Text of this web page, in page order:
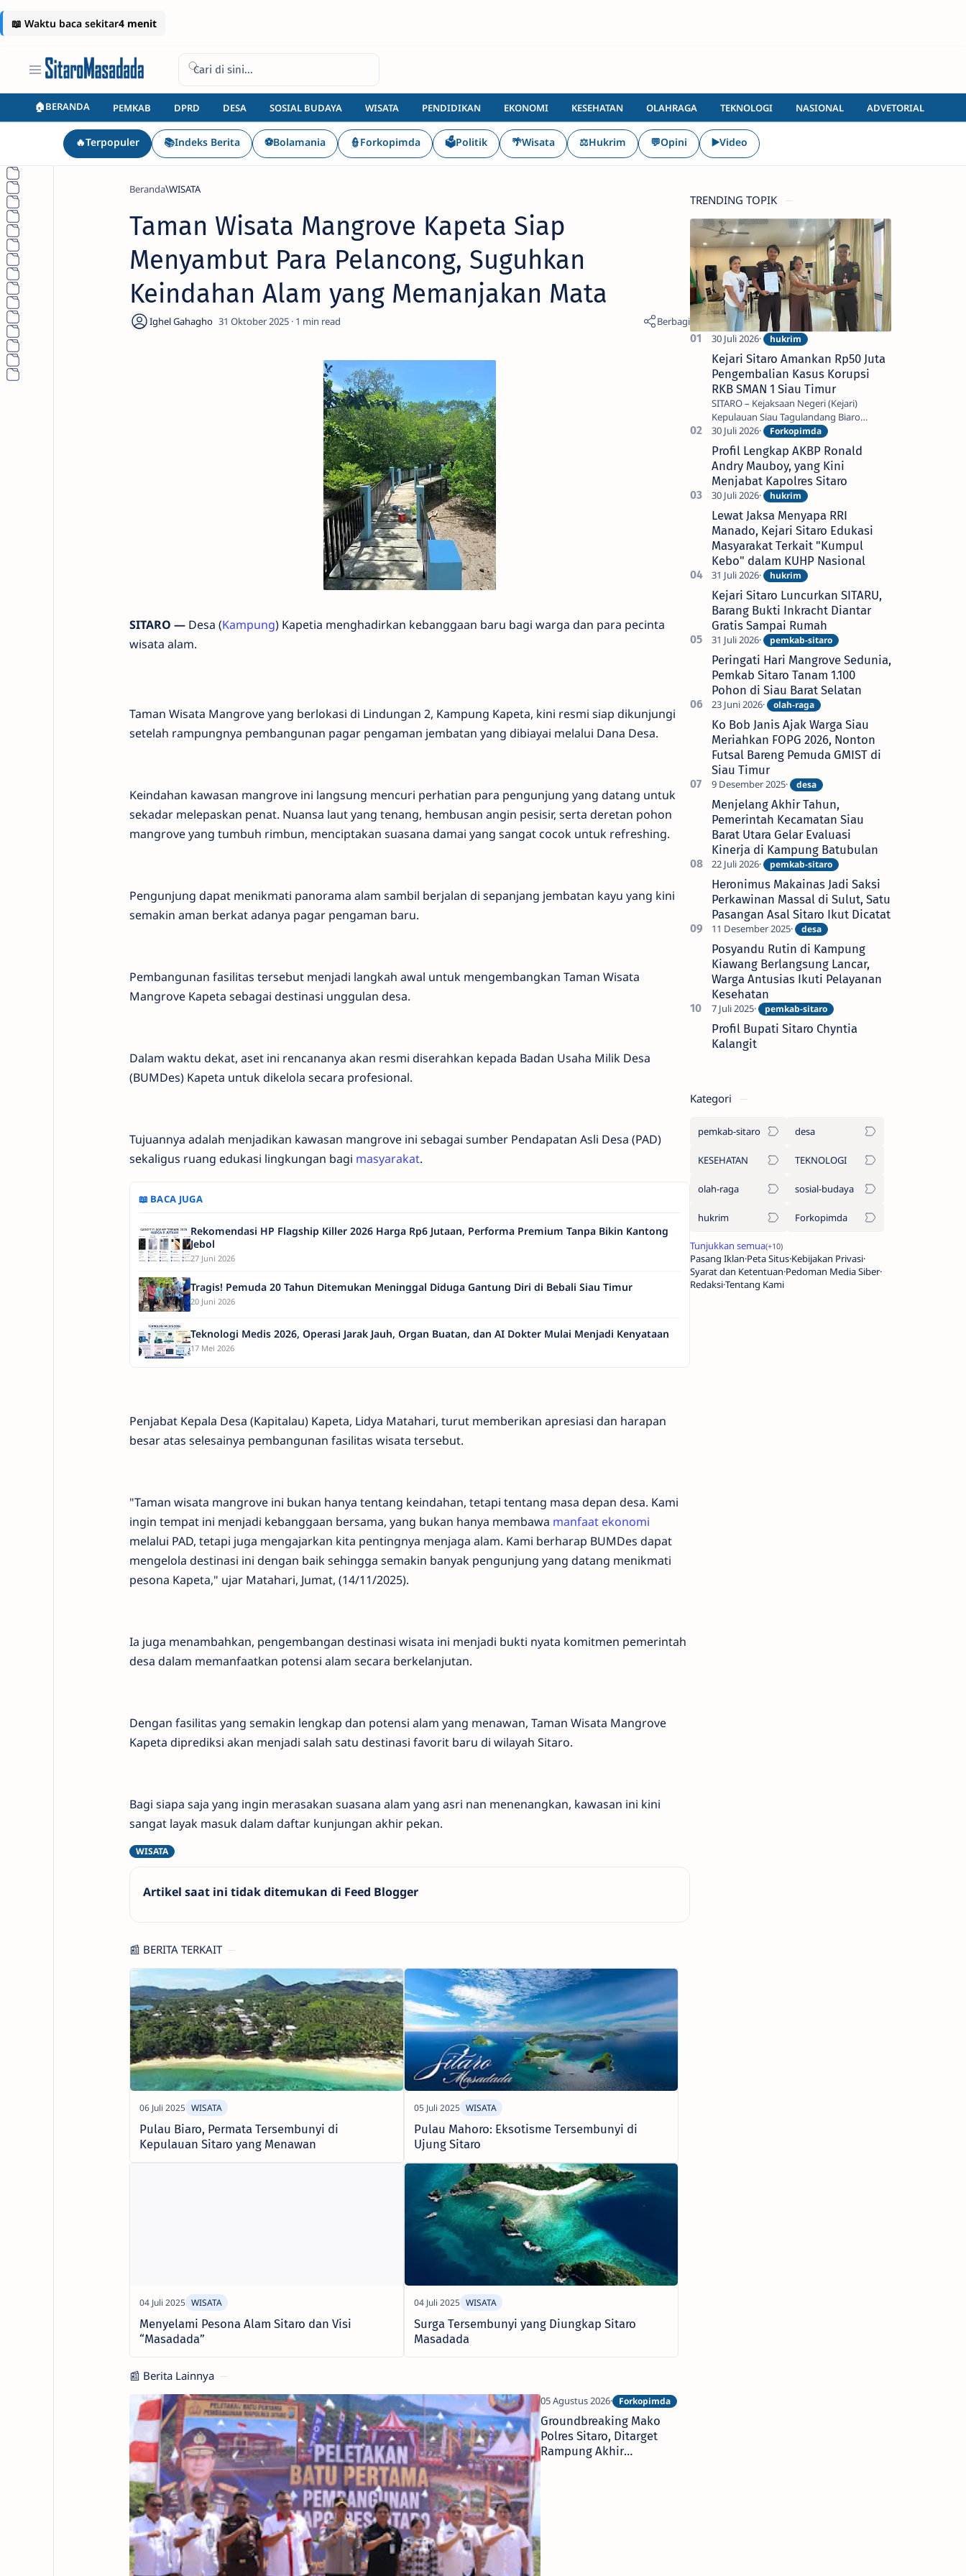
🏠BERANDA PEMKAB DPRD DESA SOSIAL BUDAYA WISATA PENDIDIKAN EKONOMI KESEHATAN OLAHRAGA TEKNOLOGI NASIONAL ADVETORIAL
🔥Terpopuler 📚Indeks Berita ⚽Bolamania 👮Forkopimda 🗳️Politik 🌴Wisata ⚖️Hukrim 💬Opini ▶️Video
Beranda WISATA
Taman Wisata Mangrove Kapeta Siap
Menyambut Para Pelancong, Suguhkan
Keindahan Alam yang Memanjakan Mata
1
SITARO —Desa (Kampung) Kapetia menghadirkan kebanggaan baru bagi warga dan para pecinta
wisata alam.
Taman Wisata Mangrove yang berlokasi di Lindungan 2, Kampung Kapeta, kini resmi siap dikunjungi
setelah rampungnya pembangunan pagar pengaman jembatan yang dibiayai melalui Dana Desa.
Keindahan kawasan mangrove ini langsung mencuri perhatian para pengunjung yang datang untuk
sekadar melepaskan penat. Nuansa laut yang tenang, hembusan angin pesisir, serta deretan pohon
mangrove yang tumbuh rimbun, menciptakan suasana damai yang sangat cocok untuk refreshing.
Pengunjung dapat menikmati panorama alam sambil berjalan di sepanjang jembatan kayu yang kini
semakin aman berkat adanya pagar pengaman baru.
Pembangunan fasilitas tersebut menjadi langkah awal untuk mengembangkan Taman Wisata
Mangrove Kapeta sebagai destinasi unggulan desa.
Dalam waktu dekat, aset ini rencananya akan resmi diserahkan kepada Badan Usaha Milik Desa
(BUMDes) Kapeta untuk dikelola secara profesional.
Tujuannya adalah menjadikan kawasan mangrove ini sebagai sumber Pendapatan Asli Desa (PAD)
sekaligus ruang edukasi lingkungan bagi masyarakat.
📖 BACA JUGA
Rekomendasi HP Flagship Killer 2026 Harga Rp6 Jutaan, Performa Premium Tanpa Bikin Kantong
Jebol
27 Juni 2026
Tragis! Pemuda 20 Tahun Ditemukan Meninggal Diduga Gantung Diri di Bebali Siau Timur
20 Juni 2026
Teknologi Medis 2026, Operasi Jarak Jauh, Organ Buatan, dan AI Dokter Mulai Menjadi Kenyataan
17 Mei 2026
Penjabat Kepala Desa (Kapitalau) Kapeta, Lidya Matahari, turut memberikan apresiasi dan harapan
besar atas selesainya pembangunan fasilitas wisata tersebut.
"Taman wisata mangrove ini bukan hanya tentang keindahan, tetapi tentang masa depan desa. Kami
ingin tempat ini menjadi kebanggaan bersama, yang bukan hanya membawa manfaat ekonomi
melalui PAD, tetapi juga mengajarkan kita pentingnya menjaga alam. Kami berharap BUMDes dapat
mengelola destinasi ini dengan baik sehingga semakin banyak pengunjung yang datang menikmati
pesona Kapeta," ujar Matahari, Jumat, (14/11/2025).
Ia juga menambahkan, pengembangan destinasi wisata ini menjadi bukti nyata komitmen pemerintah
desa dalam memanfaatkan potensi alam secara berkelanjutan.
Dengan fasilitas yang semakin lengkap dan potensi alam yang menawan, Taman Wisata Mangrove
Kapeta diprediksi akan menjadi salah satu destinasi favorit baru di wilayah Sitaro.
Bagi siapa saja yang ingin merasakan suasana alam yang asri nan menenangkan, kawasan ini kini
sangat layak masuk dalam daftar kunjungan akhir pekan.
Artikel saat ini tidak ditemukan di Feed Blogger
📰 BERITA TERKAIT
Pulau Biaro, Permata Tersembunyi di
Kepulauan Sitaro yang Menawan
Pulau Mahoro: Eksotisme Tersembunyi di
Ujung Sitaro
Menyelami Pesona Alam Sitaro dan Visi
“Masadada”
Surga Tersembunyi yang Diungkap Sitaro
Masadada
📰 Berita Lainnya
Groundbreaking Mako
Polres Sitaro, Ditarget
Rampung Akhir
Desember 2026
TRENDING TOPIK
Kejari Sitaro Amankan Rp50 Juta
Pengembalian Kasus Korupsi
RKB SMAN 1 Siau Timur
SITARO – Kejaksaan Negeri (Kejari)
Kepulauan Siau Tagulandang Biaro
(Sitaro) menerima penyerahan uang
titipan pengembalian kerugian keuangan
negara s…
Profil Lengkap AKBP Ronald
Andry Mauboy, yang Kini
Menjabat Kapolres Sitaro
Lewat Jaksa Menyapa RRI
Manado, Kejari Sitaro Edukasi
Masyarakat Terkait "Kumpul
Kebo" dalam KUHP Nasional
Kejari Sitaro Luncurkan SITARU,
Barang Bukti Inkracht Diantar
Gratis Sampai Rumah
Peringati Hari Mangrove Sedunia,
Pemkab Sitaro Tanam 1.100
Pohon di Siau Barat Selatan
Ko Bob Janis Ajak Warga Siau
Meriahkan FOPG 2026, Nonton
Futsal Bareng Pemuda GMIST di
Siau Timur
Menjelang Akhir Tahun,
Pemerintah Kecamatan Siau
Barat Utara Gelar Evaluasi
Kinerja di Kampung Batubulan
Heronimus Makainas Jadi Saksi
Perkawinan Massal di Sulut, Satu
Pasangan Asal Sitaro Ikut Dicatat
Posyandu Rutin di Kampung
Kiawang Berlangsung Lancar,
Warga Antusias Ikuti Pelayanan
Kesehatan
Profil Bupati Sitaro Chyntia
Kalangit
Kategori
pemkab-sitaro desa
KESEHATAN TEKNOLOGI
olah-raga sosial-budaya
hukrim Forkopimda
Pasang IklanPeta SitusKebijakan Privasi
Syarat dan KetentuanPedoman Media Siber
RedaksiTentang Kami